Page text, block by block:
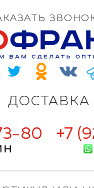
ДОСТАВКА
80 +7